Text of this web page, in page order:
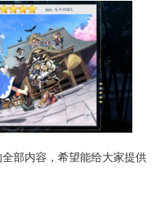
部内容，希望能给大家提供